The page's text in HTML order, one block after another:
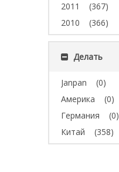
2011
(367)
2010
(366)
Делать
Janpan
(0)
Америка
(0)
Германия
(0)
Китай
(358)